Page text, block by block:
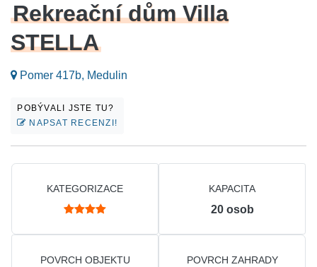
Rekreační dům Villa
STELLA
Pomer 417b, Medulin
POBÝVALI JSTE TU?
NAPSAT RECENZI!
KATEGORIZACE KAPACITA
20 osob
POVRCH OBJEKTU POVRCH ZAHRADY